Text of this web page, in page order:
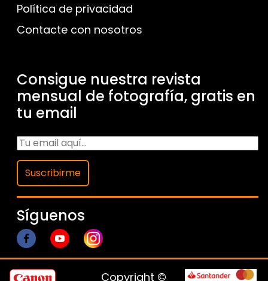
Política de privacidad
Contacte con nosotros
Consigue nuestra revista
mensual de fotografía, gratis en
tu email
Suscribirme
Síguenos
Copyright ©